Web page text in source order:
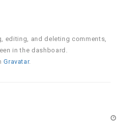
editing, and deleting comments,
in the dashboard.
Gravatar.